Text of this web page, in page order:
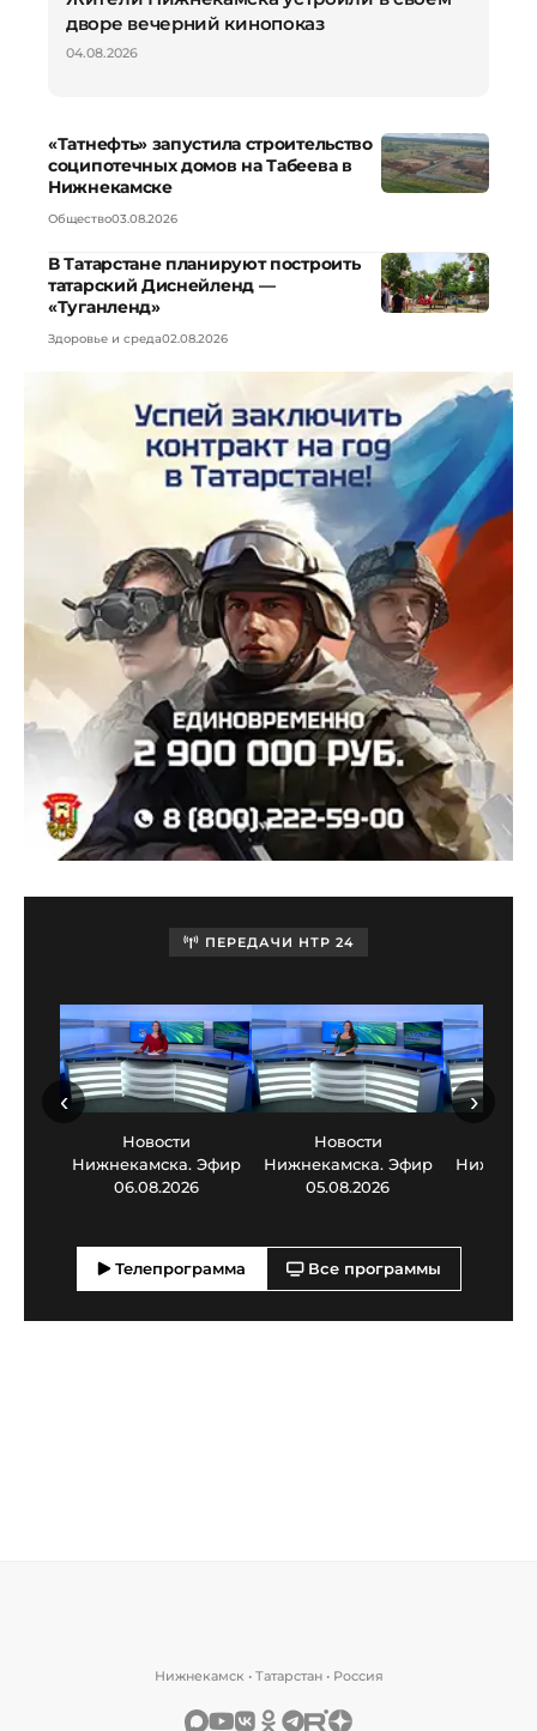
дворе вечерний кинопоказ
04.08.2026
«Татнефть» запустила строительство
соципотечных домов на Табеева в
Нижнекамске
Общество03.08.2026
В Татарстане планируют построить
татарский Диснейленд —
«Туганленд»
Здоровье и среда02.08.2026
ПЕРЕДАЧИ НТР 24
Новости
Нижнекамска. Эфир
06.08.2026
Новости
Нижнекамска. Эфир
05.08.2026
‹ ›
Телепрограмма Все программы
Нижнекамск • Татарстан • Россия